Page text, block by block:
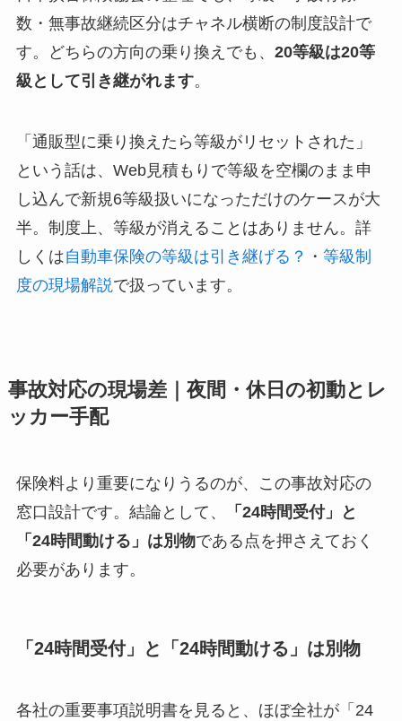
数・無事故継続区分はチャネル横断の制度設計で
す。どちらの方向の乗り換えでも、 20等級は20等
級として引き継がれます。
「通販型に乗り換えたら等級がリセットされた」
という話は、Web見積もりで等級を空欄のまま申
し込んで新規6等級扱いになっただけのケースが大
半。制度上、等級が消えることはありません。詳
しくは自動車保険の等級は引き継げる？ ・ 等級制
度の現場解説で扱っています。
事故対応の現場差｜夜間・休日の初動とレ
ッカー手配
保険料より重要になりうるのが、この事故対応の
窓口設計です。結論として、
「24時間受付」と
「24時間動ける」は別物である点を押さえておく
必要があります。
「24時間受付」と「24時間動ける」は別物
各社の重要事項説明書を見ると、ほぼ全社が「24